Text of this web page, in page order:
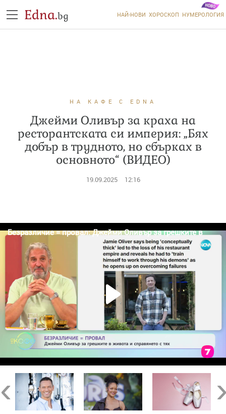
Edna.bg НАЙ-НОВИ ХОРОСКОП НУМЕРОЛОГИЯ
НА КАФЕ С EDNA
Джейми Оливър за краха на
ресторантската си империя: „Бях
добър в трудното, но сбърках в
основното“ (ВИДЕО)
19.09.2025 12:16